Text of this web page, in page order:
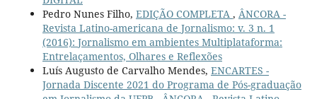
Pedro Nunes Filho, EDIÇÃO COMPLETA , ÂNCORA -
Revista Latino-americana de Jornalismo: v. 3 n. 1
(2016): Jornalismo em ambientes Multiplataforma:
Entrelaçamentos, Olhares e Reflexões
Luís Augusto de Carvalho Mendes, ENCARTES -
Jornada Discente 2021 do Programa de Pós-graduação